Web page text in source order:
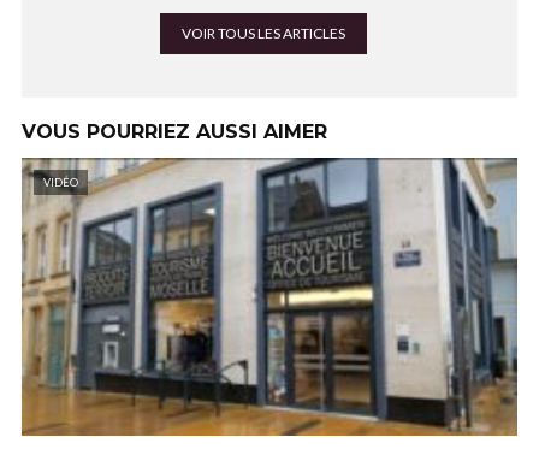
VOIR TOUS LES ARTICLES
VOUS POURRIEZ AUSSI AIMER
VIDÉO